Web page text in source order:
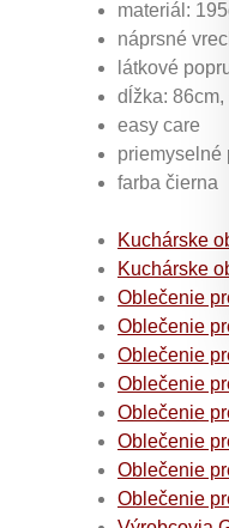
materiál:
náprsné
látkové
dĺžka:
easy care
priemyselné
farba čierna
Kuchárske
Kuchárske
Oblečenie
Oblečenie
Oblečenie
Oblečenie
Oblečenie
Oblečenie
Oblečenie
Oblečenie